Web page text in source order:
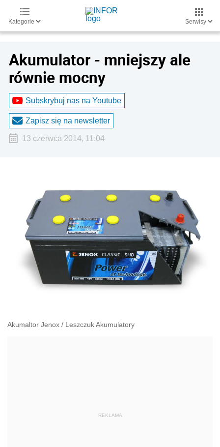
Kategorie Serwisy
Akumulator - mniejszy ale
równie mocny
Subskrybuj nas na Youtube
Zapisz się na newsletter
13 czerwca 2014, 11:04
Akumaltor Jenox / Leszczuk Akumulatory